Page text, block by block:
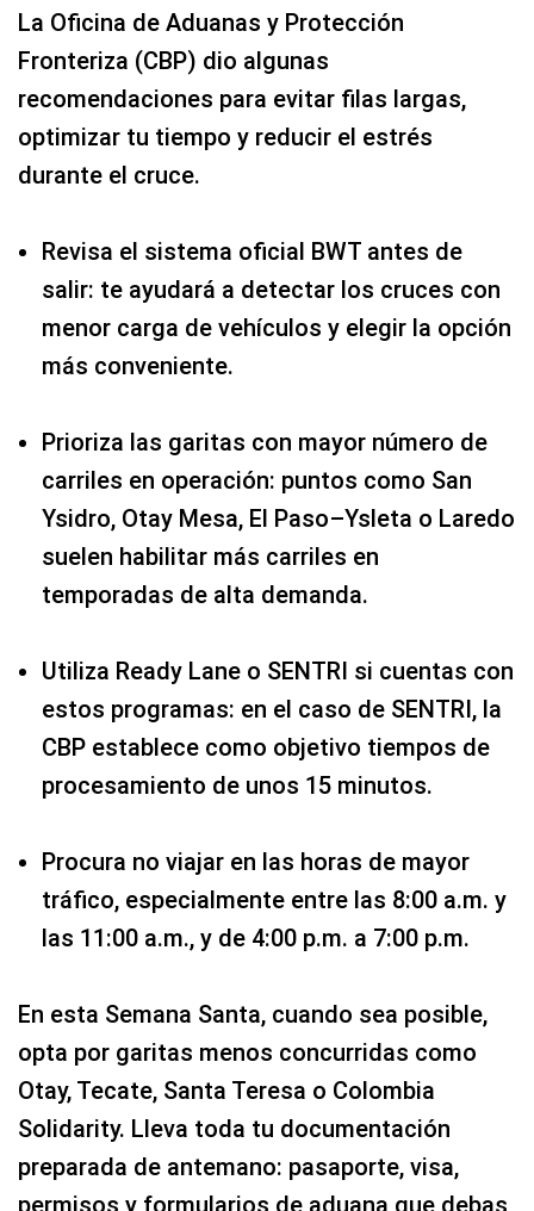
La Oficina de Aduanas y Protección
Fronteriza (CBP) dio algunas
recomendaciones para evitar filas largas,
optimizar tu tiempo y reducir el estrés
durante el cruce.
Revisa el sistema oficial BWT antes de
salir: te ayudará a detectar los cruces con
menor carga de vehículos y elegir la opción
más conveniente.
Prioriza las garitas con mayor número de
carriles en operación: puntos como San
Ysidro, Otay Mesa, El Paso–Ysleta o Laredo
suelen habilitar más carriles en
temporadas de alta demanda.
Utiliza Ready Lane o SENTRI si cuentas con
estos programas: en el caso de SENTRI, la
CBP establece como objetivo tiempos de
procesamiento de unos 15 minutos.
Procura no viajar en las horas de mayor
tráfico, especialmente entre las 8:00 a.m. y
las 11:00 a.m., y de 4:00 p.m. a 7:00 p.m.
En esta Semana Santa, cuando sea posible,
opta por garitas menos concurridas como
Otay, Tecate, Santa Teresa o Colombia
Solidarity. Lleva toda tu documentación
preparada de antemano: pasaporte, visa,
permisos y formularios de aduana que debas